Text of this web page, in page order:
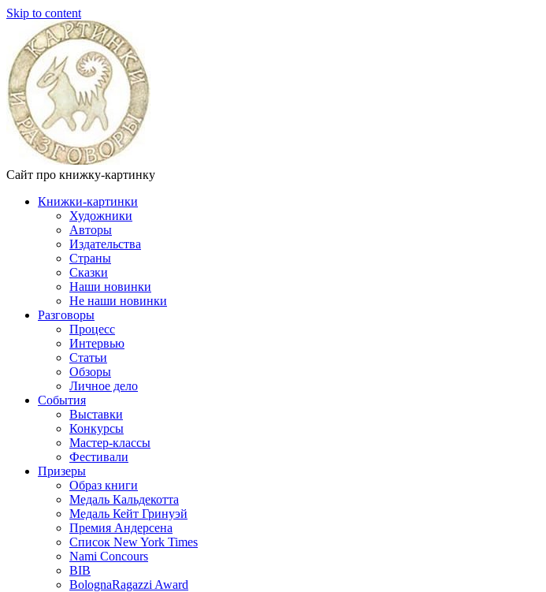
Skip to content
Сайт про книжку-картинку
Книжки-картинки
Художники
Авторы
Издательства
Страны
Сказки
Наши новинки
Не наши новинки
Разговоры
Процесс
Интервью
Статьи
Обзоры
Личное дело
События
Выставки
Конкурсы
Мастер-классы
Фестивали
Призеры
Образ книги
Медаль Кальдекотта
Медаль Кейт Гринуэй
Премия Андерсена
Список New York Times
Nami Concours
BIB
BolognaRagazzi Award